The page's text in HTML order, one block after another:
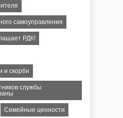
самоуправления
РДК!
и скорби
службы
Семейные ценности